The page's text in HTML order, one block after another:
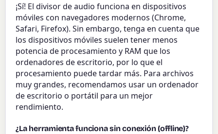
¡Sí! El divisor de audio funciona en dispositivos
móviles con navegadores modernos (Chrome,
Safari, Firefox). Sin embargo, tenga en cuenta que
los dispositivos móviles suelen tener menos
potencia de procesamiento y RAM que los
ordenadores de escritorio, por lo que el
procesamiento puede tardar más. Para archivos
muy grandes, recomendamos usar un ordenador
de escritorio o portátil para un mejor
rendimiento.
¿La herramienta funciona sin conexión (offline)?